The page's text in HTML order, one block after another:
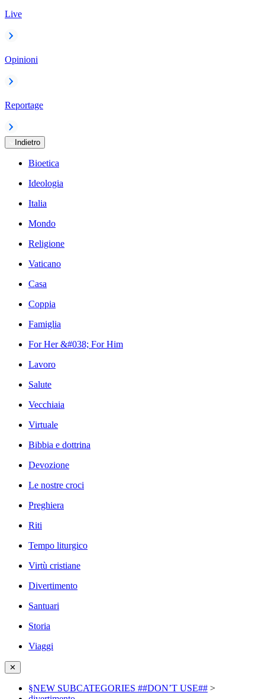
Live
Opinioni
Reportage
Indietro
Bioetica
Ideologia
Italia
Mondo
Religione
Vaticano
Casa
Coppia
Famiglia
For Her &#038; For Him
Lavoro
Salute
Vecchiaia
Virtuale
Bibbia e dottrina
Devozione
Le nostre croci
Preghiera
Riti
Tempo liturgico
Virtù cristiane
Divertimento
Santuari
Storia
Viaggi
✕
§NEW SUBCATEGORIES ##DON’T USE## >